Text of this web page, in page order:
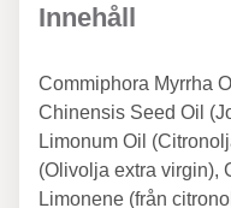
Innehåll
Commiphora Myrrha
Chinensis Seed Oil
Limonum Oil
(Olivolja extra virgin),
Limonene (från